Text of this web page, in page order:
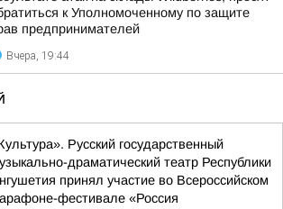
к Уполномоченному по защите
предпринимателей
Вчера, 19:44
Русский государственный
драматический театр Республики
принял участие во Всероссийском
фестивале «Россия